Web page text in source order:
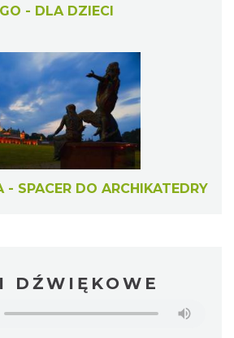
- DLA DZIECI
SPACER DO ARCHIKATEDRY
DŹWIĘKOWE